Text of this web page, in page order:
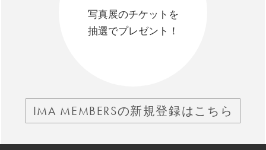
写真展のチケットを
抽選でプレゼント！
IMA MEMBERSの新規登録はこちら